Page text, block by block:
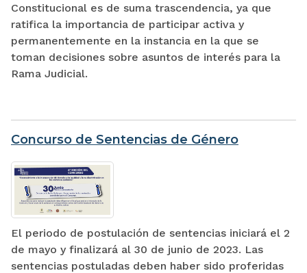
Constitucional es de suma trascendencia, ya que
ratifica la importancia de participar activa y
permanentemente en la instancia en la que se
toman decisiones sobre asuntos de interés para la
Rama Judicial.
Concurso de Sentencias de Género
El periodo de postulación de sentencias iniciará el 2
de mayo y finalizará al 30 de junio de 2023. Las
sentencias postuladas deben haber sido proferidas